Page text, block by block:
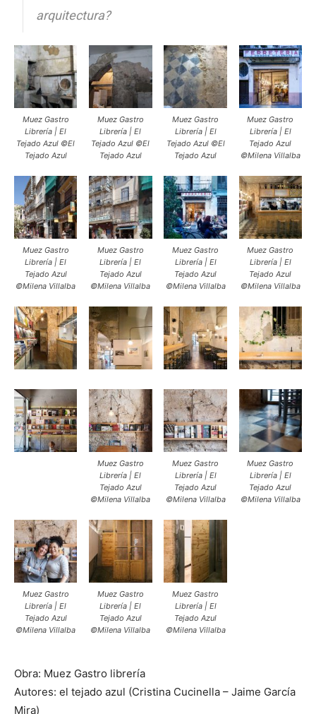
arquitectura?
Muez Gastro
Librería | El
Tejado Azul ©El
Tejado Azul
Muez Gastro
Librería | El
Tejado Azul ©El
Tejado Azul
Muez Gastro
Librería | El
Tejado Azul ©El
Tejado Azul
Muez Gastro
Librería | El
Tejado Azul
©Milena Villalba
Muez Gastro
Librería | El
Tejado Azul
©Milena Villalba
Muez Gastro
Librería | El
Tejado Azul
©Milena Villalba
Muez Gastro
Librería | El
Tejado Azul
©Milena Villalba
Muez Gastro
Librería | El
Tejado Azul
©Milena Villalba
Muez Gastro
Librería | El
Tejado Azul
©Milena Villalba
Muez Gastro
Librería | El
Tejado Azul
©Milena Villalba
Muez Gastro
Librería | El
Tejado Azul
©Milena Villalba
Muez Gastro
Librería | El
Tejado Azul
©Milena Villalba
Muez Gastro
Librería | El
Tejado Azul
©Milena Villalba
Muez Gastro
Librería | El
Tejado Azul
©Milena Villalba
Obra: Muez Gastro librería
Autores: el tejado azul (Cristina Cucinella – Jaime García
Mira)